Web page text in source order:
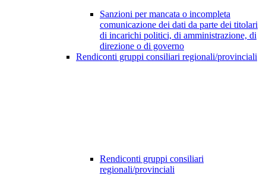
Sanzioni per mancata o incompleta
comunicazione dei dati da parte dei titolari
di incarichi politici, di amministrazione, di
direzione o di governo
Rendiconti gruppi consiliari regionali/provinciali
Rendiconti gruppi consiliari
regionali/provinciali